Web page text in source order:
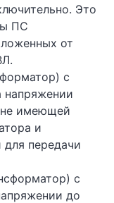
Это
ПС
от
с
напряжении
имеющей
и
передачи
с
до